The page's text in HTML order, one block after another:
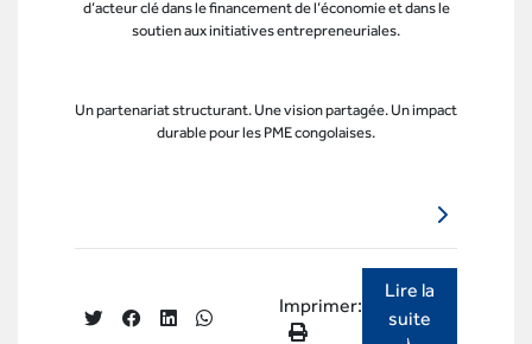
d’acteur clé dans le financement de l’économie et dans le
soutien aux initiatives entrepreneuriales.
Un partenariat structurant. Une vision partagée. Un impact
durable pour les PME congolaises.
Imprimer:
Lire la
suite